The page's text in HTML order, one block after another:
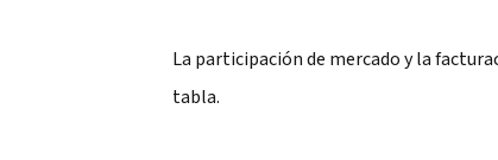
La participación de mercado y la
tabla.